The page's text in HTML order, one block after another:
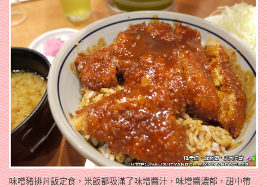
味噌豬排丼飯定食，米飯都吸滿了味增醬汁，味增醬濃郁，甜中帶